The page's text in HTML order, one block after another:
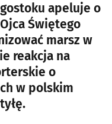
apeluje o
Świętego
marsz w
reakcja na
o
w polskim